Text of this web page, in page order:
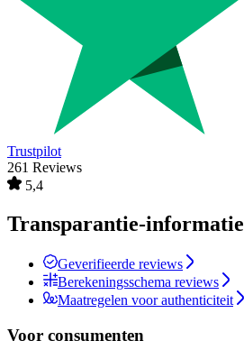
Trustpilot
261 Reviews
5,4
Transparantie-informatie
Geverifieerde reviews
Berekeningsschema reviews
Maatregelen voor authenticiteit
Voor consumenten